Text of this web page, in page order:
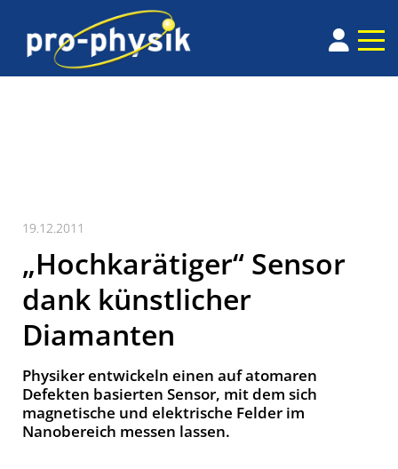
19.12.2011
„Hochkarätiger“ Sensor
dank künstlicher
Diamanten
Physiker entwickeln einen auf atomaren
Defekten basierten Sensor, mit dem sich
magnetische und elektrische Felder im
Nanobereich messen lassen.